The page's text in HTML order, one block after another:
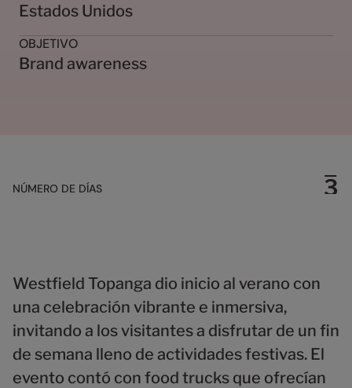
Estados Unidos
OBJETIVO
Brand awareness
NÚMERO DE DÍAS
5
3
Westfield Topanga dio inicio al verano con
una celebración vibrante e inmersiva,
invitando a los visitantes a disfrutar de un fin
de semana lleno de actividades festivas. El
evento contó con food trucks que ofrecían